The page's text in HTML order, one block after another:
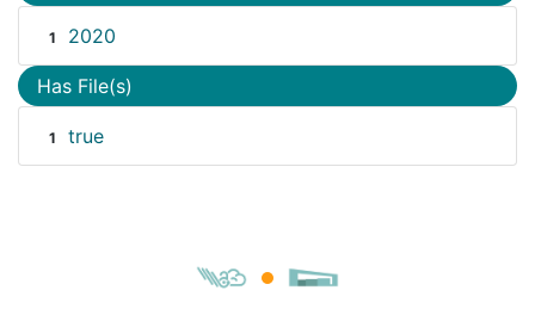
1 2020
Has File(s)
1 true